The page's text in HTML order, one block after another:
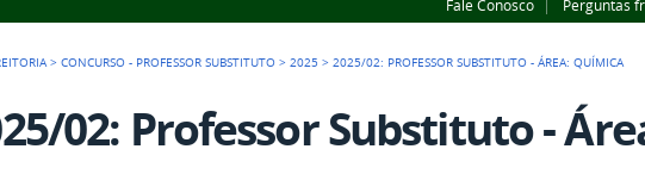
Fale Conosco Perguntas
>CONCURSO - PROFESSOR SUBSTITUTO >2025 >2025/02: PROFESSOR SUBSTITUTO - ÁREA: QUÍMICA
02: Professor Substituto -